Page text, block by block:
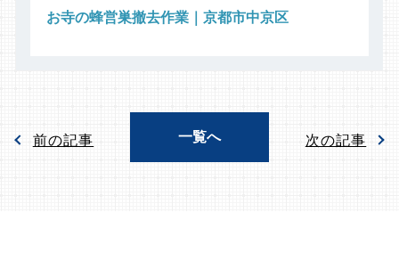
お寺の蜂営巣撤去作業｜京都市中京区
前の記事 一覧へ 次の記事